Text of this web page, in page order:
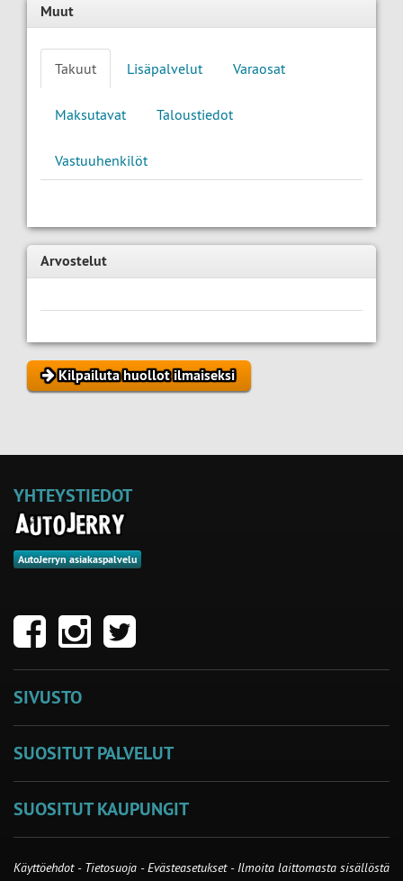
Muut
Takuut Lisäpalvelut Varaosat
Maksutavat Taloustiedot
Vastuuhenkilöt
Arvostelut
Kilpailuta huollot ilmaiseksi
YHTEYSTIEDOT
AutoJerryn asiakaspalvelu
SIVUSTO
SUOSITUT PALVELUT
SUOSITUT KAUPUNGIT
Käyttöehdot - Tietosuoja -Evästeasetukset- Ilmoita laittomasta sisällöstä